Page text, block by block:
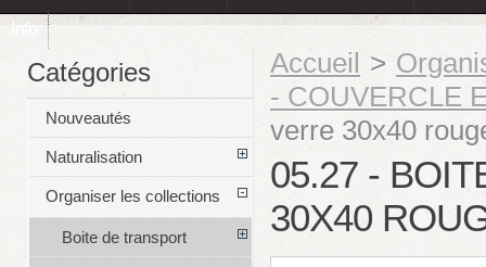
Info
Accueil >
- COUVERCLE
verre 30x40
05.27 -
30X40
Catégories
Nouveautés
Naturalisation
Organiser les collections
Boite de transport